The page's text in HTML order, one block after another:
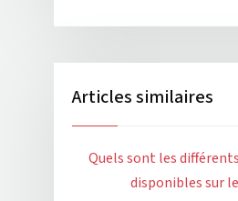
Articles similaires
Quels sont les
disponibles sur